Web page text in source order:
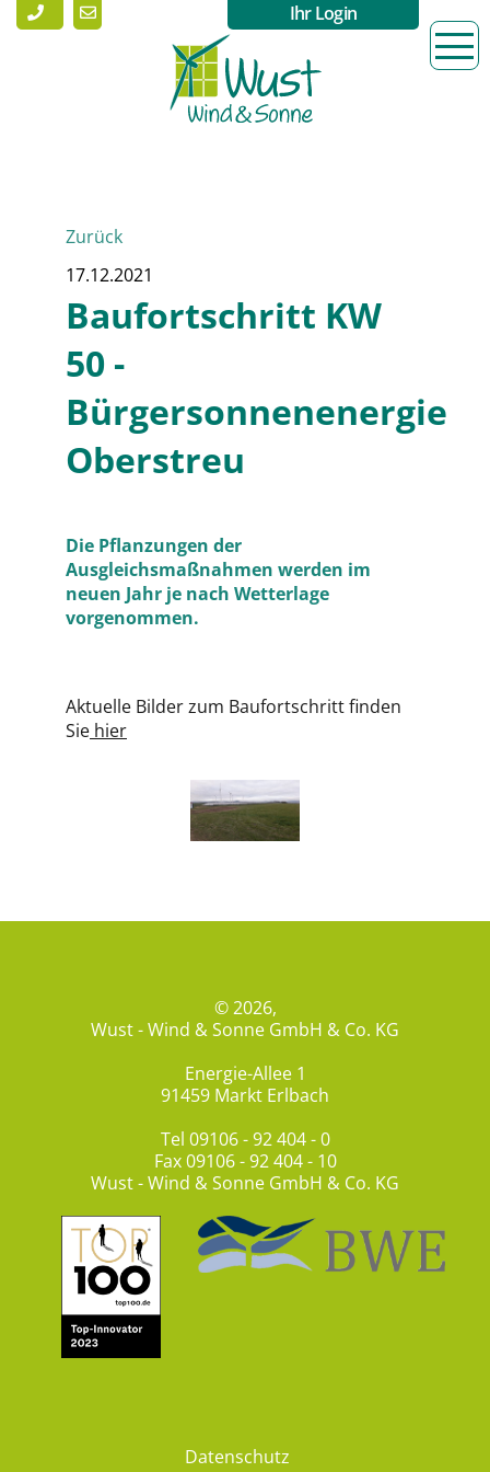
Ihr Login
Zurück
17.12.2021
Baufortschritt KW
50 -
Bürgersonnenenergie
Oberstreu
Die Pflanzungen der
Ausgleichsmaßnahmen werden im
neuen Jahr je nach Wetterlage
vorgenommen.
Aktuelle Bilder zum Baufortschritt finden
Sie hier
© 2026,
Wust - Wind & Sonne GmbH & Co. KG
Energie-Allee 1
91459 Markt Erlbach
Tel 09106 - 92 404 - 0
Fax 09106 - 92 404 - 10
Wust - Wind & Sonne GmbH & Co. KG
Datenschutz